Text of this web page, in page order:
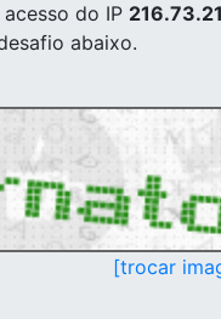
do IP
abaixo.
[trocar